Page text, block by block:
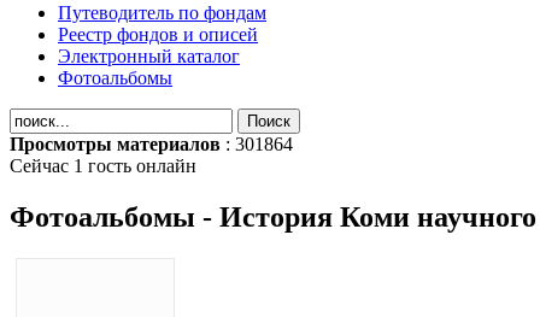
Путеводитель по фондам
Реестр фондов и описей
Электронный каталог
Фотоальбомы
Просмотры материалов : 301864
Сейчас 1 гость онлайн
Фотоальбомы - История Коми научного